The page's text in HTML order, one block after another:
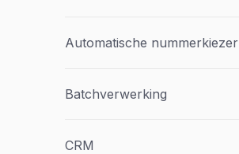
Automatische nummerkiezer
Batchverwerking
CRM